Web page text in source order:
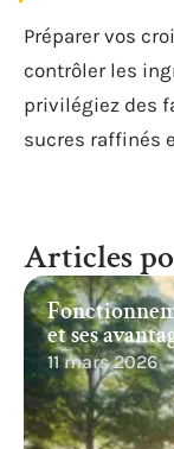
Préparer vos
contrôler les
privilégiez des
sucres raffinés
Articles
et ses
11 mars 2026